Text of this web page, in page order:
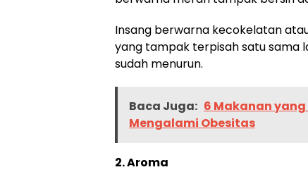
Insang berwarna kecokelatan
yang tampak terpisah satu sama
sudah menurun.
Baca Juga: 6 Makanan
Mengalami Obesitas
2. Aroma